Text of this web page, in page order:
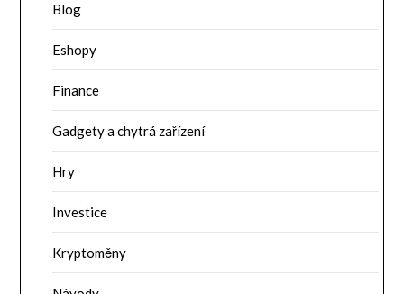
Blog
Eshopy
Finance
Gadgety a chytrá zařízení
Hry
Investice
Kryptoměny